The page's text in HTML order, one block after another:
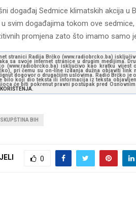
događaj Sedmice klimatskih akcija u
svim događajima tokom ove
promjena zato što imamo samo
stranici Radija Brčko (www.radiobrcko.ba)
sa svoje internet stranice u drugim medijima.
(www.radiobrcko.ba) isključivo kao kratku
pri čemu su on-line izdanja dužna objaviti
dogovor o drugačijim uslovima. Radio Brčko je
bilo koji dio teksta ili informacija iz teksta
će biti pokrenut pravni postupak pred
BIH
0